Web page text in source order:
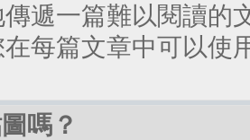
遞一篇難以閱讀的
每篇文章中可以使
嗎？